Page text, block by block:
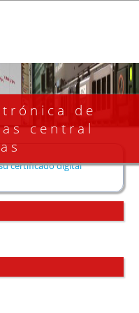
de
central
certificado digital